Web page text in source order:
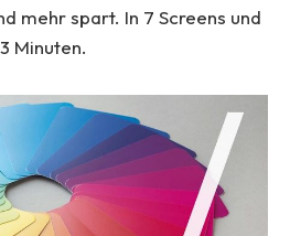
mehr spart. In 7 Screens und
3 Minuten.